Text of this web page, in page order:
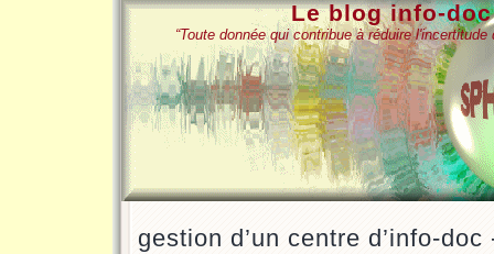
Le blog info-
“Toute donnée qui contribue à réduire
gestion d’un centre d’info-